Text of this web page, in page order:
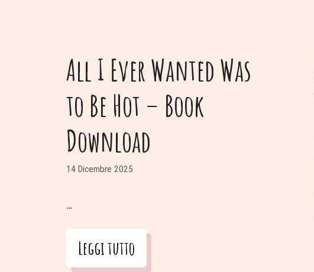
All I Ever Wanted Was
to Be Hot – Book
Download
14 Dicembre 2025
…
Leggi tutto